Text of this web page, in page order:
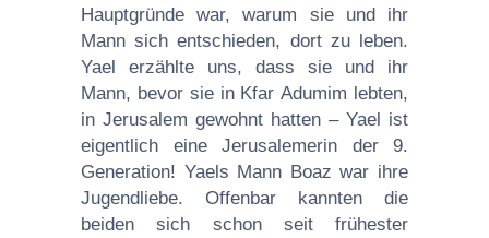
Hauptgründe war, warum sie und ihr
Mann sich entschieden, dort zu leben.
Yael erzählte uns, dass sie und ihr
Mann, bevor sie in Kfar Adumim lebten,
in Jerusalem gewohnt hatten – Yael ist
eigentlich eine Jerusalemerin der 9.
Generation! Yaels Mann Boaz war ihre
Jugendliebe. Offenbar kannten die
beiden sich schon seit frühester